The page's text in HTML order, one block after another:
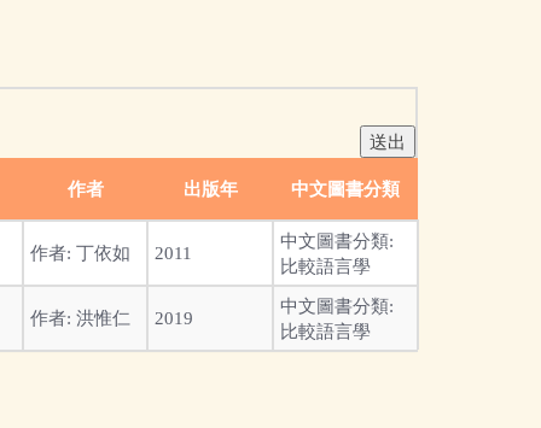
作者 出版年 中文圖書分類
作者: 丁依如 2011
中文圖書分類:
比較語言學
作者: 洪惟仁 2019
中文圖書分類:
比較語言學